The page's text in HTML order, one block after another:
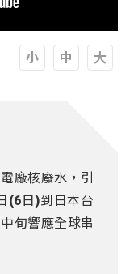
廠核廢水，引
(6日)到日本台
旬響應全球串